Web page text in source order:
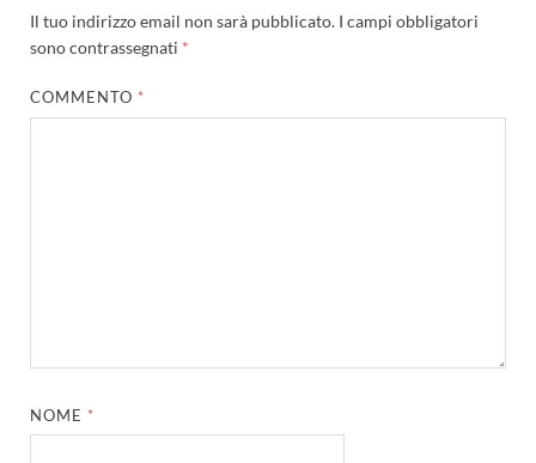
Il tuo indirizzo email non sarà pubblicato. I campi obbligatori
sono contrassegnati *
COMMENTO *
NOME *